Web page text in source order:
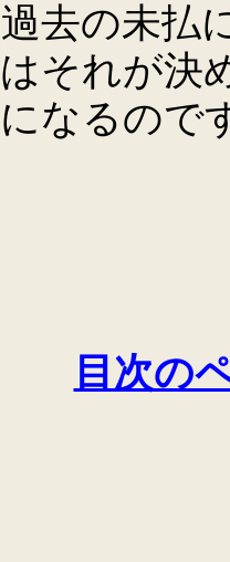
去の未払
それが決
なるので
目次の